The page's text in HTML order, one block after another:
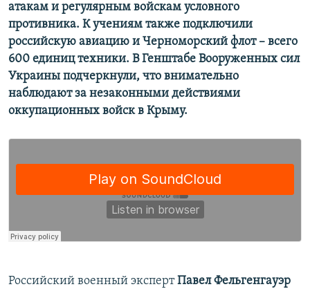
атакам и регулярным войскам условного
противника. К учениям также подключили
российскую авиацию и Черноморский флот – всего
600 единиц техники. В Генштабе Вооруженных сил
Украины подчеркнули, что внимательно
наблюдают за незаконными действиями
оккупационных войск в Крыму.
Российский военный экспертПавел Фельгенгауэр